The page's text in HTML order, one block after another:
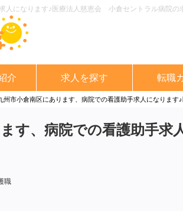
人になります♪医療法人慈恵会 小倉セントラル病院の
介 求人を探す 転職
州市小倉南区にあります、病院での看護助手求人になりま
す、病院での看護助手
職